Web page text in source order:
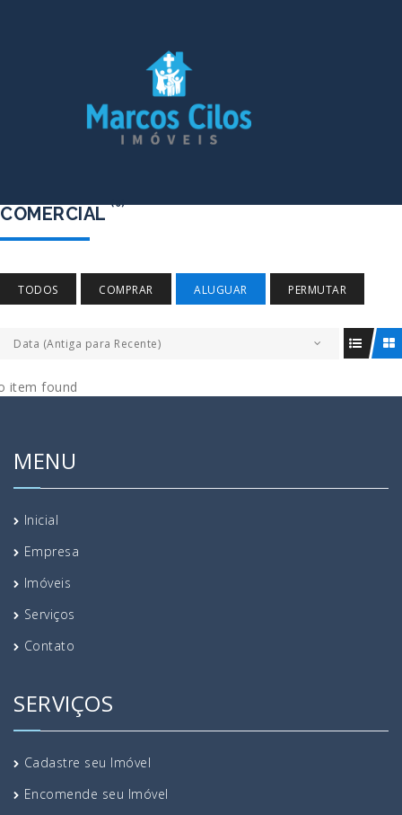
COMERCIAL (0)
TODOS COMPRAR ALUGUAR PERMUTAR
Data (Antiga para Recente)
item found
MENU
Inicial
Empresa
Imóveis
Serviços
Contato
SERVIÇOS
Cadastre seu Imóvel
Encomende seu Imóvel